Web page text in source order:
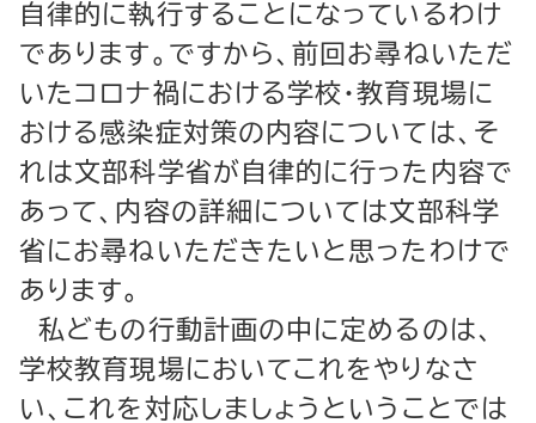
自律的に執行することになっているわけ
であります。ですから、前回お尋ねいただ
いたコロナ禍における学校・教育現場に
おける感染症対策の内容については、そ
れは文部科学省が自律的に行った内容で
あって、内容の詳細については文部科学
省にお尋ねいただきたいと思ったわけで
あります。
私どもの行動計画の中に定めるのは、
学校教育現場においてこれをやりなさ
い、これを対応しましょうということでは